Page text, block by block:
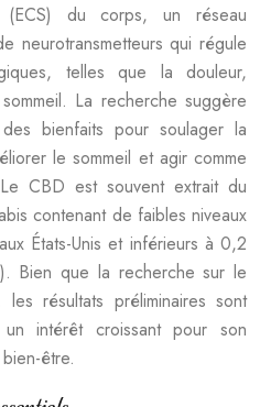
(ECS) du corps, un réseau
neurotransmetteurs qui régule
telles que la douleur,
La recherche suggère
bienfaits pour soulager la
le sommeil et agir comme
CBD est souvent extrait du
contenant de faibles niveaux
États-Unis et inférieurs à 0,2
). Bien que la recherche sur le
résultats préliminaires sont
intérêt croissant pour son
être.